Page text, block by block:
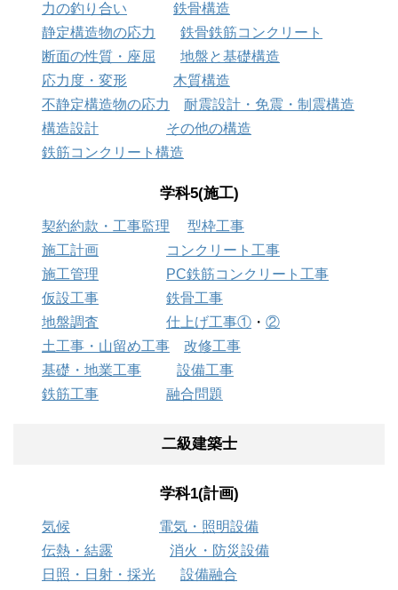
力の釣り合い
鉄骨構造
静定構造物の応力
鉄骨鉄筋コンクリート
断面の性質・座屈
地盤と基礎構造
応力度・変形
木質構造
不静定構造物の応力
耐震設計・免震・制震構造
構造設計
その他の構造
鉄筋コンクリート構造
学科5(施工)
契約約款・工事監理
型枠工事
施工計画
コンクリート工事
施工管理
PC鉄筋コンクリート工事
仮設工事
鉄骨工事
地盤調査
仕上げ工事① ・ ②
土工事・山留め工事
改修工事
基礎・地業工事
設備工事
鉄筋工事
融合問題
二級建築士
学科1(計画)
気候
電気・照明設備
伝熱・結露
消火・防災設備
日照・日射・採光
設備融合